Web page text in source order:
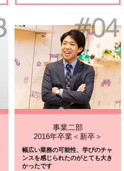
事業二部
2016年卒業＜新卒＞
幅広い業務の可能性、学びのチャ
ンスを感じられたのがとても大き
かったです